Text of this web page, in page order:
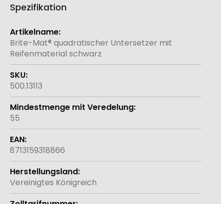
Spezifikation
Weitere
Informationen
Brite-Mat® quadratischer Untersetzer mit
Reifenmaterial schwarz
500.13113
55
8713159318866
Vereinigtes Königreich